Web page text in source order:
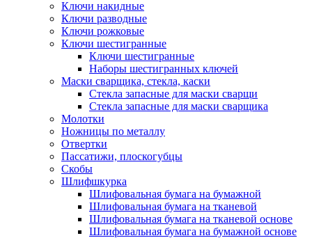
Ключи накидные
Ключи разводные
Ключи рожковые
Ключи шестигранные
Ключи шестигранные
Наборы шестигранных ключей
Маски сварщика, стекла, каски
Стекла запасные для маски сварщи
Стекла запасные для маски сварщика
Молотки
Ножницы по металлу
Отвертки
Пассатижи, плоскогубцы
Скобы
Шлифшкурка
Шлифовальная бумага на бумажной
Шлифовальная бумага на тканевой
Шлифовальная бумага на тканевой основе
Шлифовальная бумага на бумажной основе